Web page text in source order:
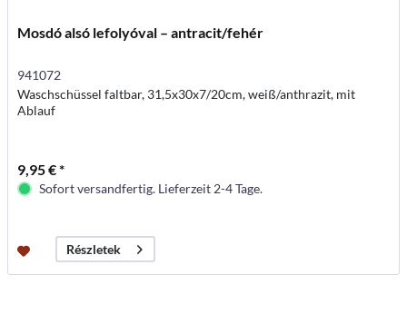
Mosdó alsó lefolyóval – antracit/fehér
941072
Waschschüssel faltbar, 31,5x30x7/20cm, weiß/anthrazit, mit
Ablauf
9,95 € *
Sofort versandfertig. Lieferzeit 2-4 Tage.
Részletek